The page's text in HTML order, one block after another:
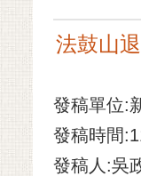
法鼓山
發稿單位:
發稿時間
發稿人:吳